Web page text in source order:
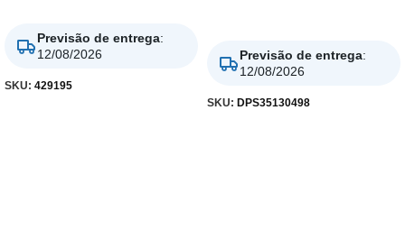
Previsão de entrega:
12/08/2026
SKU: 429195
Previsão de entrega:
12/08/2026
SKU: DPS35130498